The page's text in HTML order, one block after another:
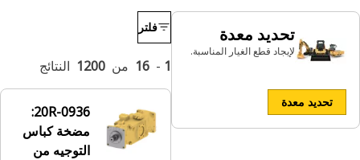
تحديد معدة
لإيجاد قطع الغيار المناسبة.
تحديد معدة
فلتر
1
-
16 من 1200 النتائج
20R-0936:
مضخة كباس
التوجيه من